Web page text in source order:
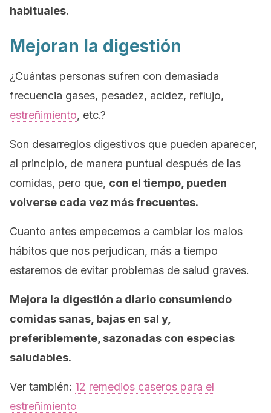
habituales.
Mejoran la digestión
¿Cuántas personas sufren con demasiada
frecuencia gases, pesadez, acidez, reflujo,
estreñimiento, etc.?
Son desarreglos digestivos que pueden aparecer,
al principio, de manera puntual después de las
comidas, pero que, con el tiempo, pueden
volverse cada vez más frecuentes.
Cuanto antes empecemos a cambiar los malos
hábitos que nos perjudican, más a tiempo
estaremos de evitar problemas de salud graves.
Mejora la digestión a diario consumiendo
comidas sanas, bajas en sal y,
preferiblemente, sazonadas con especias
saludables.
Ver también: 12 remedios caseros para el
estreñimiento